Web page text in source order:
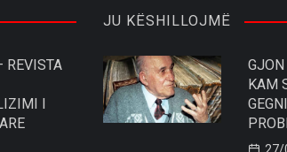
REVISTA
I
JU KËSHILLOJMË
KAM